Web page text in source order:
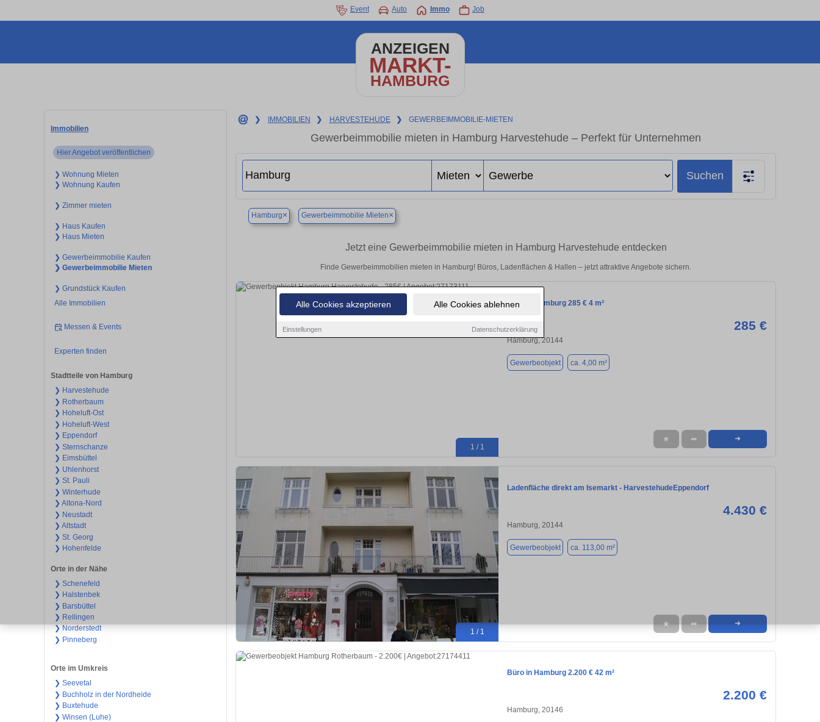
Alle Cookies akzeptieren Alle Cookies ablehnen
Einstellungen Datenschutzerklärung
Event Auto Immo Job
ANZEIGEN
MARKT-
HAMBURG
Immobilien
Hier Angebot veröffentlichen
❯ Wohnung Mieten
❯ Wohnung Kaufen
❯ Zimmer mieten
❯ Haus Kaufen
❯ Haus Mieten
❯ Gewerbeimmobilie Kaufen
❯ Gewerbeimmobilie Mieten
❯ Grundstück Kaufen
Alle Immobilien
Messen & Events
Experten finden
Stadtteile von Hamburg
❯ Harvestehude
❯ Rotherbaum
❯ Hoheluft-Ost
❯ Hoheluft-West
❯ Eppendorf
❯ Sternschanze
❯ Eimsbüttel
❯ Uhlenhorst
❯ St. Pauli
❯ Winterhude
❯ Altona-Nord
❯ Neustadt
❯ Altstadt
❯ St. Georg
❯ Hohenfelde
Orte in der Nähe
❯ Schenefeld
❯ Halstenbek
❯ Barsbüttel
❯ Rellingen
❯ Norderstedt
❯ Pinneberg
Orte im Umkreis
❯ Seevetal
❯ Buchholz in der Nordheide
❯ Buxtehude
❯ Winsen (Luhe)
❯ IMMOBILIEN ❯ HARVESTEHUDE ❯ GEWERBEIMMOBILIE-MIETEN
Gewerbeimmobilie mieten in Hamburg Harvestehude – Perfekt für Unternehmen
Suchen
Hamburg× Gewerbeimmobilie Mieten×
Jetzt eine Gewerbeimmobilie mieten in Hamburg Harvestehude entdecken
Finde Gewerbeimmobilien mieten in Hamburg! Büros, Ladenflächen & Hallen – jetzt attraktive Angebote sichern.
1 / 1
Büro in Hamburg 285 € 4 m²
285 €
Hamburg, 20144
Gewerbeobjekt ca. 4,00 m²
★ ➦ ➜
1 / 1
Ladenfläche direkt am Isemarkt - HarvestehudeEppendorf
4.430 €
Hamburg, 20144
Gewerbeobjekt ca. 113,00 m²
★ ➦ ➜
Büro in Hamburg 2.200 € 42 m²
2.200 €
Hamburg, 20146